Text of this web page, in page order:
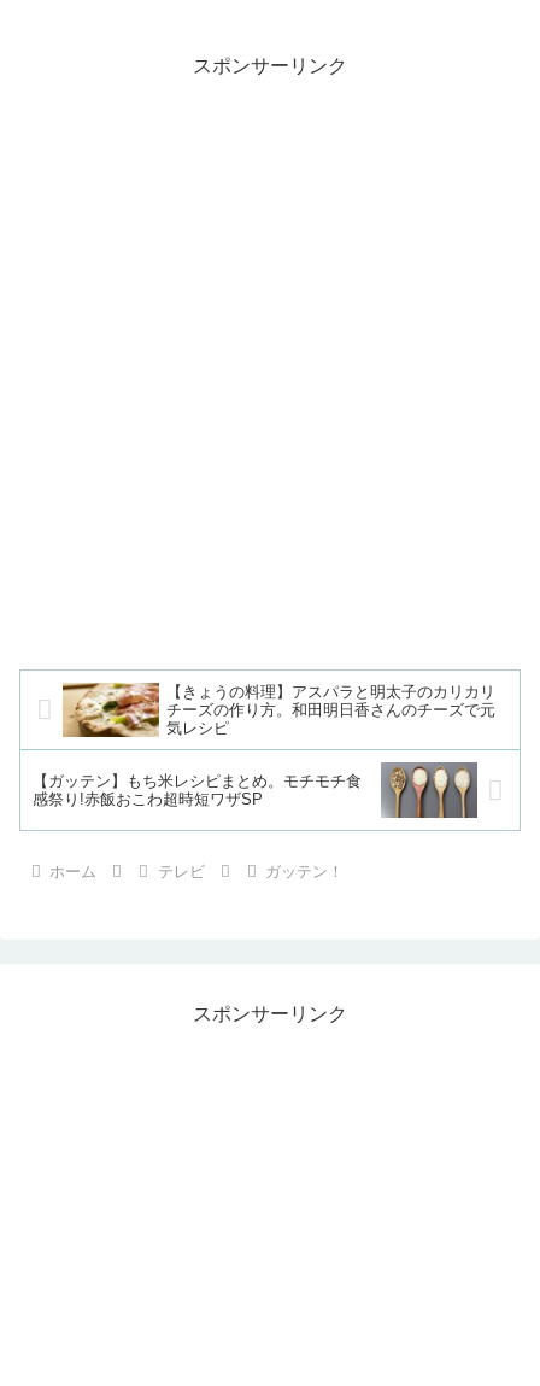
スポンサーリンク
【きょうの料理】アスパラと明太子のカリカリ
チーズの作り方。和田明日香さんのチーズで元
気レシピ
【ガッテン】もち米レシピまとめ。モチモチ食
感祭り!赤飯おこわ超時短ワザSP
ホーム テレビ ガッテン！
スポンサーリンク